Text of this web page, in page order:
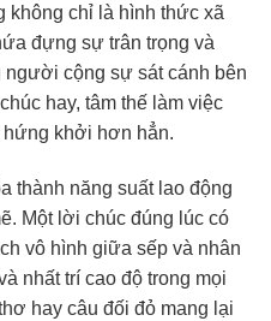
không chỉ là hình thức xã
đựng sự trân trọng và
cộng sự sát cánh bên
hay, tâm thế làm việc
hứng khởi hơn hẳn.
thành năng suất lao động
Một lời chúc đúng lúc có
vô hình giữa sếp và nhân
nhất trí cao độ trong mọi
hay câu đối đỏ mang lại